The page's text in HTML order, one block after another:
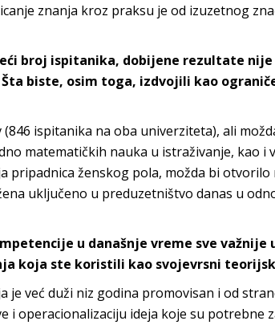
znanja kroz praksu je od izuzetnog
broj ispitanika, dobijene rezultate nije
biste, osim toga, izdvojili kao
ispitanika na oba univerziteta), ali
matematičkih nauka u istraživanje, kao i
pripadnica ženskog pola, možda bi otvorilo
uključeno u preduzetništvo danas u
u današnje vreme sve važnije
koja ste koristili kao svojevrsni
je već duži niz godina promovisan i od
i operacionalizaciju ideja koje su potrebne